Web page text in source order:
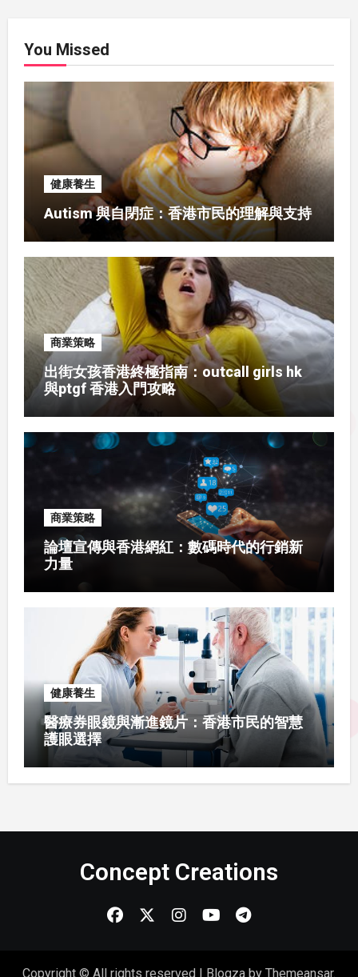
You Missed
健康養生
Autism 與自閉症：香港市民的理解與支持
商業策略
出街女孩香港終極指南：outcall girls hk
與ptgf 香港入門攻略
商業策略
論壇宣傳與香港網紅：數碼時代的行銷新
力量
健康養生
醫療券眼鏡與漸進鏡片：香港市民的智慧
護眼選擇
Concept Creations
Copyright © All rights reserved Blogza by Themeansar.